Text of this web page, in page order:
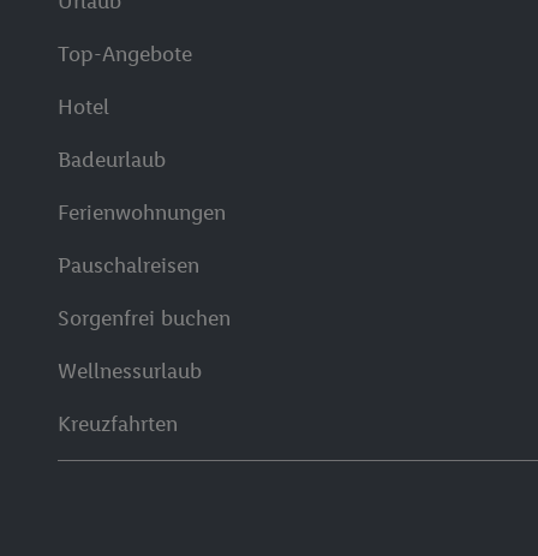
Top-Angebote
Hotel
Badeurlaub
Ferienwohnungen
Pauschalreisen
Sorgenfrei buchen
Wellnessurlaub
Kreuzfahrten